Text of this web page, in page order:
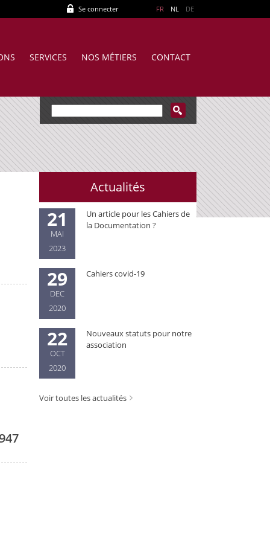
Se connecter FR NL DE
SERVICES NOS MÉTIERS CONTACT
Actualités
21
MAI
2023
Un article pour les Cahiers de
la Documentation ?
29
DEC
2020
Cahiers covid-19
22
OCT
2020
Nouveaux statuts pour notre
association
Voir toutes les actualités